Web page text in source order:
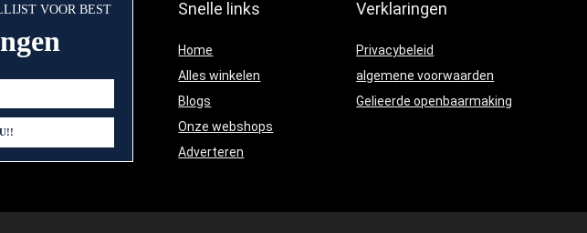
VOOR BEST Snelle links
Home
Alles winkelen
Blogs
Onze webshops
Adverteren
Verklaringen
Privacybeleid
algemene voorwaarden
Gelieerde openbaarmaking